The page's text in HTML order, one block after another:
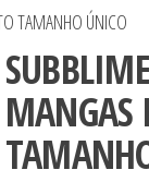
TAMANHO ÚNICO
MANGAS